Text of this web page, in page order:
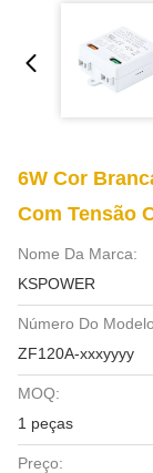
6W Cor
Com Tensão
Nome Da Marca:
KSPOWER
Número Do
ZF120A-xxxyyyy
MOQ:
1 peças
Preço: